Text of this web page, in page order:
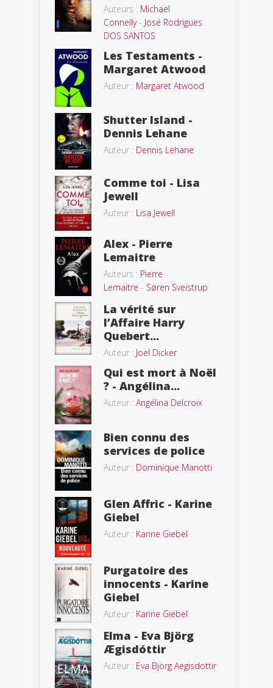
Auteurs : Michael
Connelly- José Rodrigues
DOS SANTOS
Les Testaments -
Margaret Atwood
Auteur : Margaret Atwood
Shutter Island -
Dennis Lehane
Auteur : Dennis Lehane
Comme toi - Lisa
Jewell
Auteur : Lisa Jewell
Alex - Pierre
Lemaitre
Auteurs : Pierre
Lemaitre - Søren Sveistrup
La vérité sur
l’Affaire Harry
Quebert...
Auteur : Joël Dicker
Qui est mort à Noël
? - Angélina...
Auteur : Angélina Delcroix
Bien connu des
services de police
Auteur : Dominique Manotti
Glen Affric - Karine
Giebel
Auteur : Karine Giebel
Purgatoire des
innocents - Karine
Giebel
Auteur : Karine Giebel
Elma - Eva Björg
Ægisdóttir
Auteur : Eva Björg Aegisdottir